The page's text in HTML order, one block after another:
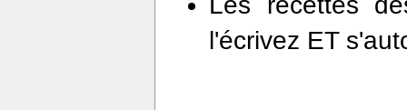
l'écrivez ET